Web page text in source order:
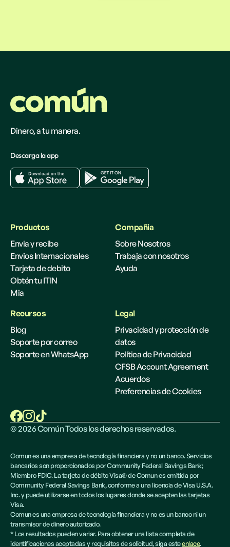
Dinero, a tu manera.
Descarga la app
Productos
Envia y recibe
Envios Internacionales
Tarjeta de debito
Obtén tu ITIN
Mia
Compañia
Sobre Nosotros
Trabaja con nosotros
Ayuda
Recursos
Blog
Soporte por correo
Soporte en WhatsApp
Legal
Privacidad y protección de
datos
Política de Privacidad
CFSB Account Agreement
Acuerdos
Preferencias de Cookies
©2026Común Todos los derechos reservados.
Comun es una empresa de tecnología financiera y no un banco. Servicios
bancarios son proporcionados por Community Federal Savings Bank;
Miembro FDIC. La tarjeta de débito Visa® de Comun es emitida por
Community Federal Savings Bank, conforme a una licencia de Visa U.S.A.
Inc. y puede utilizarse en todos los lugares donde se acepten las tarjetas
Visa.
Comun es una empresa de tecnología financiera y no es un banco ni un
transmisor de dinero autorizado.
* Los resultados pueden variar. Para obtener una lista completa de
identificaciones aceptadas y requisitos de solicitud, siga esteenlace.